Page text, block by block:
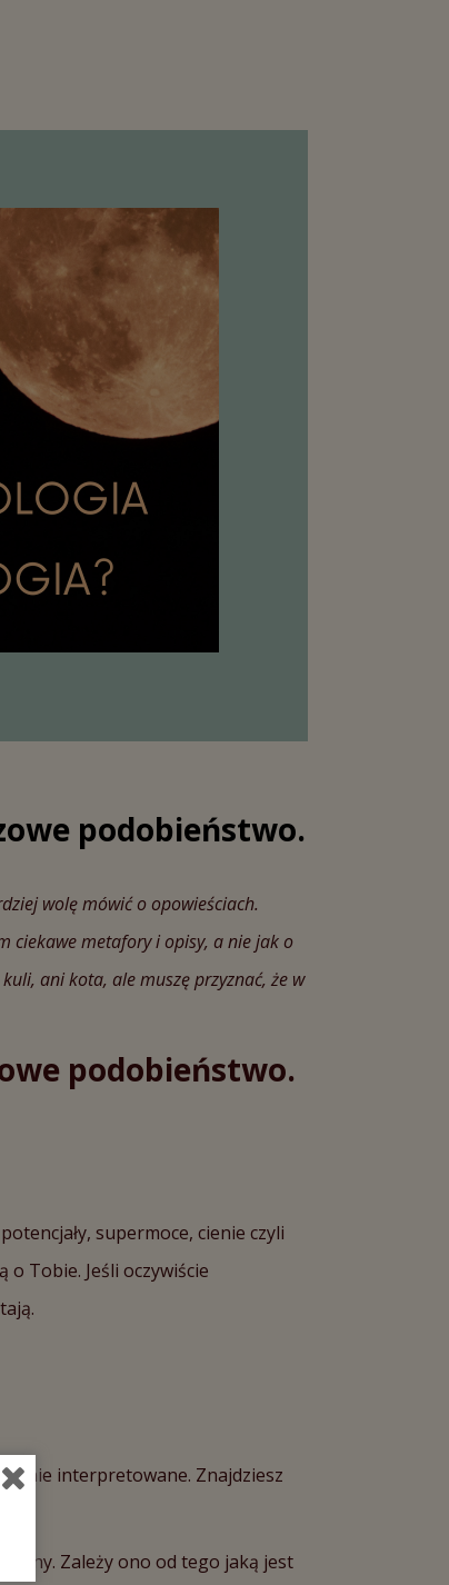
podobieństwo.
wolę mówić o opowieściach.
ciekawe metafory i opisy, a nie jak o
ani kota, ale muszę przyznać, że w
podobieństwo.
supermoce, cienie czyli
Tobie. Jeśli oczywiście
interpretowane. Znajdziesz
Zależy ono od tego jaką jest